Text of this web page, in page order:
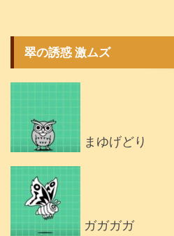
翠の誘惑 激ムズ
まゆげどり
ガガガガ